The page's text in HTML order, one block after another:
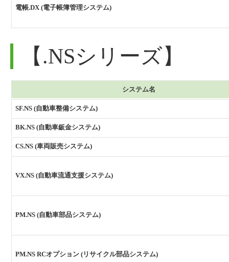
電帳.DX (電子帳簿管理システム)
【.NSシリーズ】
システム名
SF.NS (自動車整備システム)
BK.NS (自動車鈑金システム)
CS.NS (車両販売システム)
VX.NS (自動車流通支援システム)
PM.NS (自動車部品システム)
PM.NS RCオプション (リサイクル部品システム)